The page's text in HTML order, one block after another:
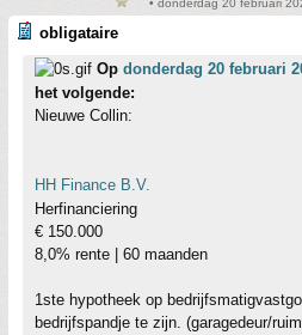
• donderdag 20 februari
obligataire
Op donderdag 20 februari
het volgende:
Nieuwe Collin:
HH Finance B.V.
Herfinanciering
€ 150.000
8,0% rente | 60 maanden
1ste hypotheek op
bedrijfspandje te zijn. (garagedeur/